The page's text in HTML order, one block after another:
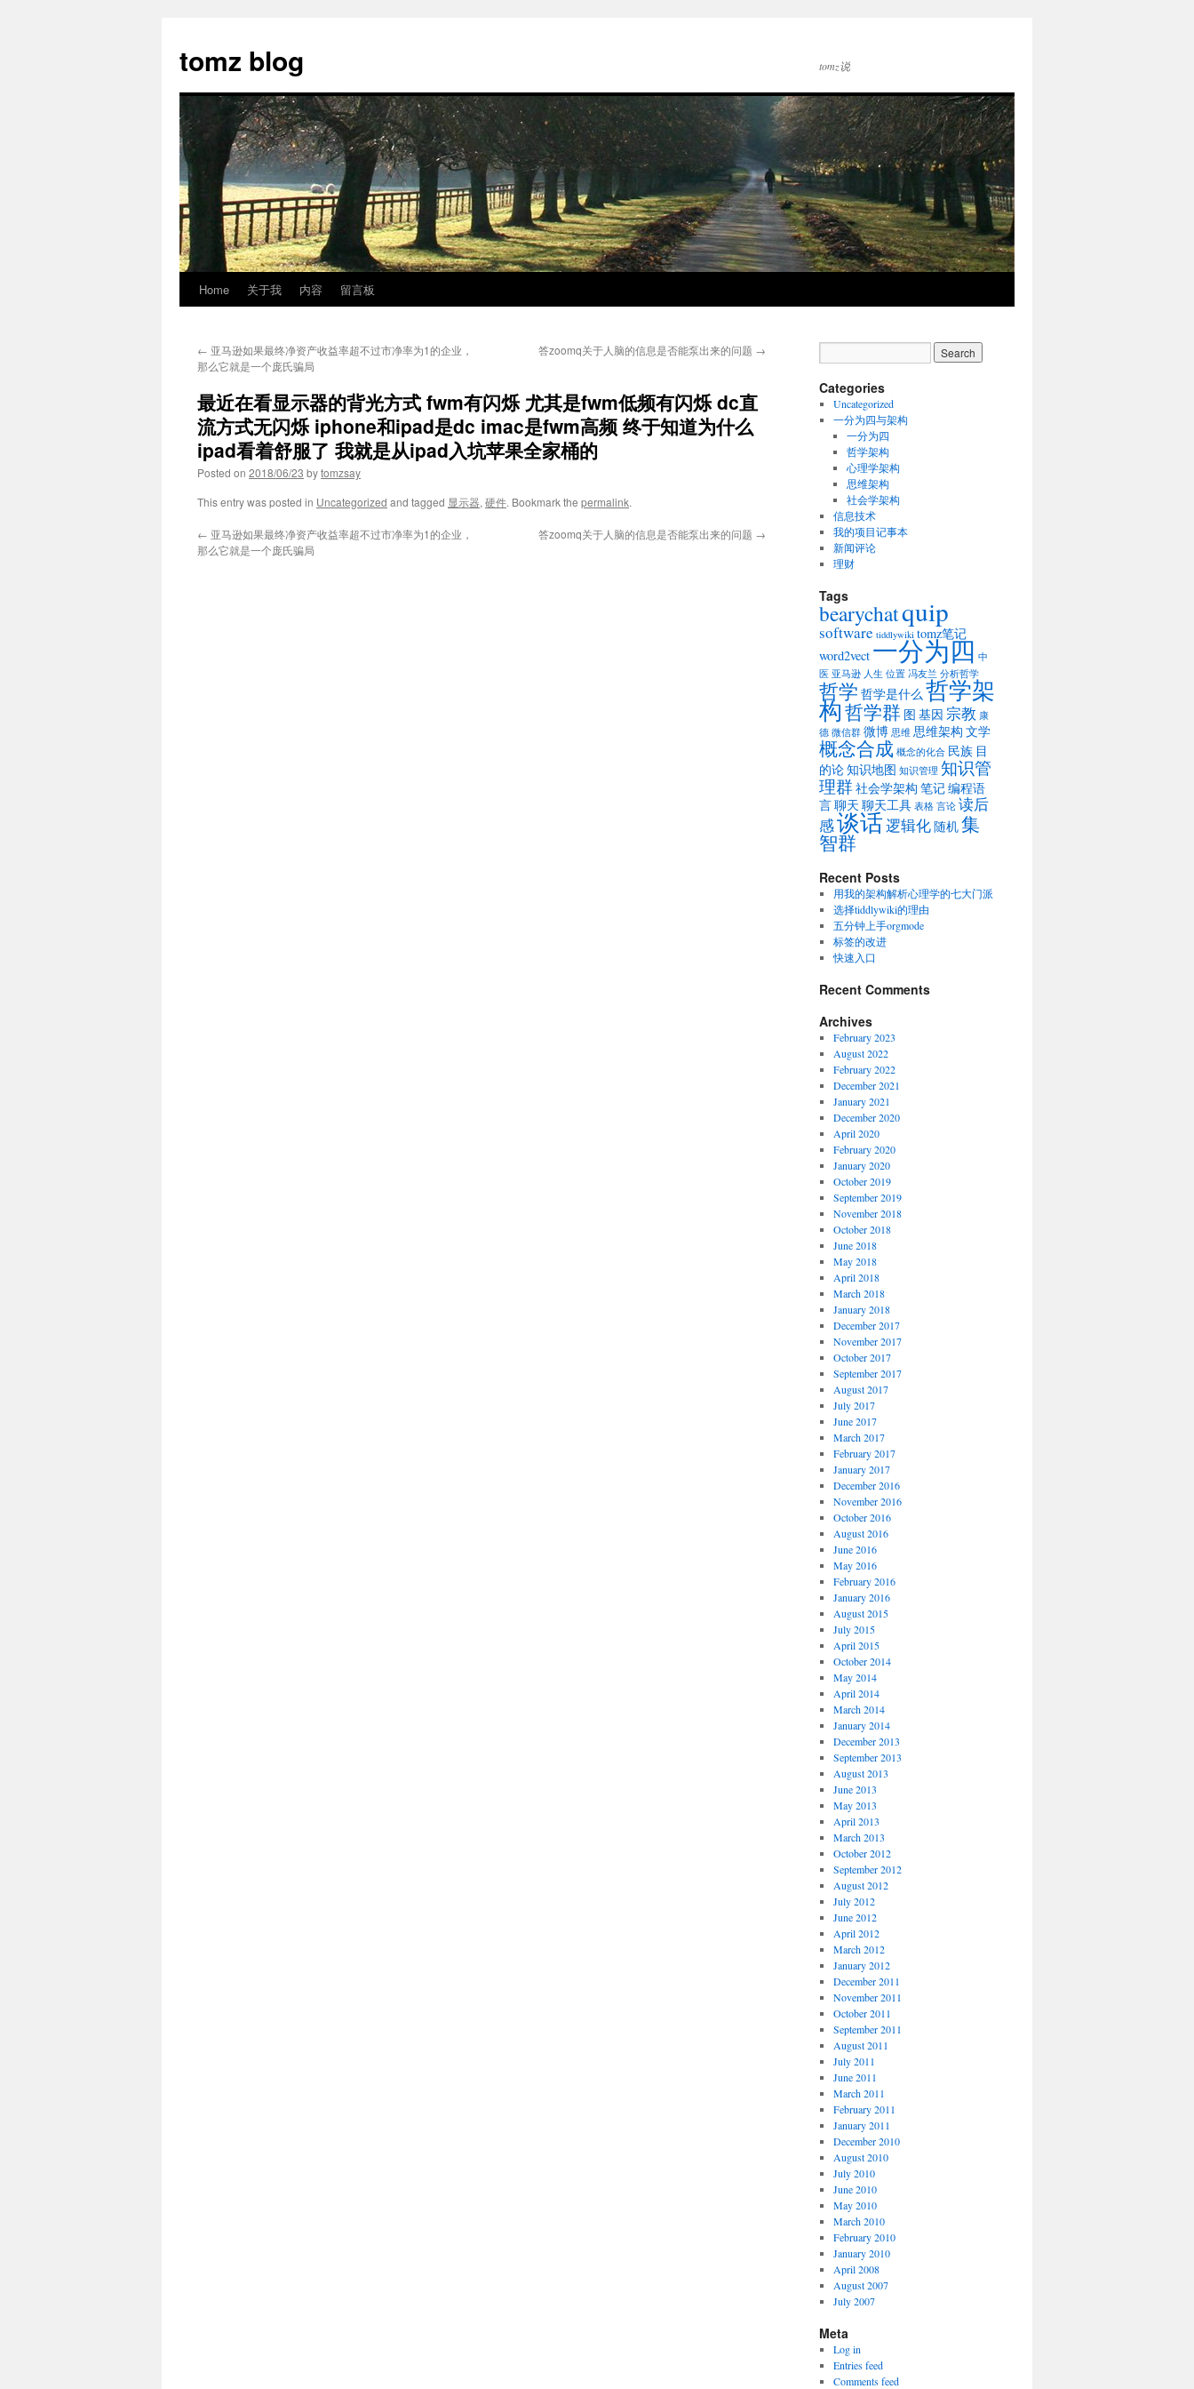
tomz blog tomz说
Skip
content
Home 关于我 内容 留言板
← 亚马逊如果最终净资产收益率超不过市净率为1的企业，
那么它就是一个庞氏骗局
答zoomq关于人脑的信息是否能泵出来的问题 →
最近在看显示器的背光方式 fwm有闪烁 尤其是fwm低频有闪烁 dc直
流方式无闪烁 iphone和ipad是dc imac是fwm高频 终于知道为什么
ipad看着舒服了 我就是从ipad入坑苹果全家桶的
Posted on 2018/06/23 bytomzsay
This entry was posted in Uncategorized and tagged 显示器, 硬件. Bookmark the permalink.
← 亚马逊如果最终净资产收益率超不过市净率为1的企业，
那么它就是一个庞氏骗局
答zoomq关于人脑的信息是否能泵出来的问题 →
Categories
Uncategorized
一分为四与架构
一分为四
哲学架构
心理学架构
思维架构
社会学架构
信息技术
我的项目记事本
新闻评论
理财
Tags
bearychatquip
software tiddlywiki tomz笔记
word2vect 一分为四 中
医 亚马逊 人生 位置 冯友兰 分析哲学
哲学 哲学是什么 哲学架
构哲学群 图 基因 宗教 康
德 微信群 微博 思维 思维架构 文学
概念合成 概念的化合 民族 目
的论知识地图 知识管理 知识管
理群社会学架构 笔记编程语
言聊天 聊天工具 表格 言论 读后
感谈话逻辑化随机集
智群
Recent Posts
用我的架构解析心理学的七大门派
选择tiddlywiki的理由
五分钟上手orgmode
标签的改进
快速入口
Recent Comments
Archives
February 2023
August 2022
February 2022
December 2021
January 2021
December 2020
April 2020
February 2020
January 2020
October 2019
September 2019
November 2018
October 2018
June 2018
May 2018
April 2018
March 2018
January 2018
December 2017
November 2017
October 2017
September 2017
August 2017
July 2017
June 2017
March 2017
February 2017
January 2017
December 2016
November 2016
October 2016
August 2016
June 2016
May 2016
February 2016
January 2016
August 2015
July 2015
April 2015
October 2014
May 2014
April 2014
March 2014
January 2014
December 2013
September 2013
August 2013
June 2013
May 2013
April 2013
March 2013
October 2012
September 2012
August 2012
July 2012
June 2012
April 2012
March 2012
January 2012
December 2011
November 2011
October 2011
September 2011
August 2011
July 2011
June 2011
March 2011
February 2011
January 2011
December 2010
August 2010
July 2010
June 2010
May 2010
March 2010
February 2010
January 2010
April 2008
August 2007
July 2007
Meta
Log in
Entries feed
Comments feed